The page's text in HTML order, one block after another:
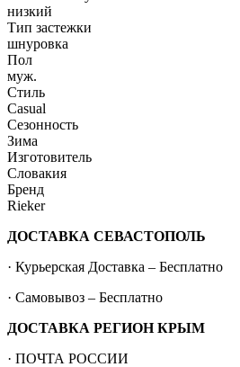
низкий
Тип застежки
шнуровка
Пол
муж.
Стиль
Casual
Сезонность
Зима
Изготовитель
Словакия
Бренд
Rieker
ДОСТАВКА СЕВАСТОПОЛЬ
· Курьерская Доставка – Бесплатно
· Самовывоз – Бесплатно
ДОСТАВКА РЕГИОН КРЫМ
· ПОЧТА РОССИИ